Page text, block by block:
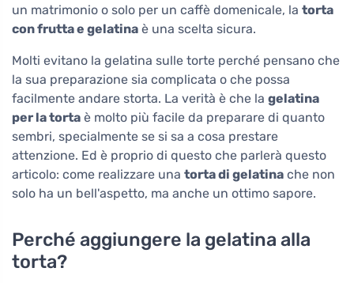
un matrimonio o solo per un caffè domenicale, la torta
con frutta e gelatina è una scelta sicura.
Molti evitano la gelatina sulle torte perché pensano che
la sua preparazione sia complicata o che possa
facilmente andare storta. La verità è che la gelatina
per la torta è molto più facile da preparare di quanto
sembri, specialmente se si sa a cosa prestare
attenzione. Ed è proprio di questo che parlerà questo
articolo: come realizzare una torta di gelatina che non
solo ha un bell'aspetto, ma anche un ottimo sapore.
Perché aggiungere la gelatina alla
torta?